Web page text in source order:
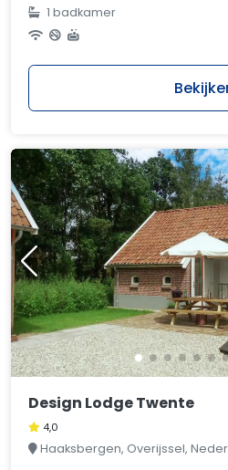
1 badkamer
Design Lodge Twente
4,0
Haaksbergen, Overijssel,